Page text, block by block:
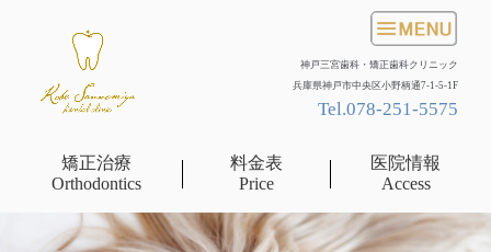
神戸三宮歯科・矯正歯科クリニック
兵庫県神戸市中央区小野柄通7-1-5-1F
Tel.078-251-5575
矯正治療
Orthodontics
料金表
Price
医院情報
Access